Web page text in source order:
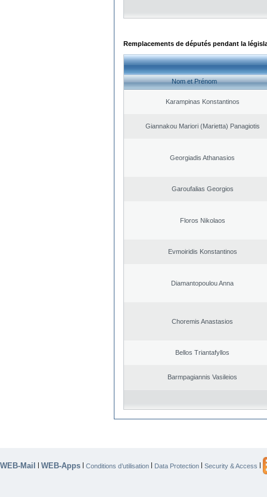
Remplacements de députés pendant la
Nom et Prénom
Karampinas Konstantinos
Giannakou Mariori (Marietta) Panagiotis
Georgiadis Athanasios
Garoufalias Georgios
Floros Nikolaos
Evmoiridis Konstantinos
Diamantopoulou Anna
Choremis Anastasios
Bellos Triantafyllos
Barmpagiannis Vasileios
WEB-Mail | WEB-Apps | Conditions d’utilisation | Data Protection | Security & Access |